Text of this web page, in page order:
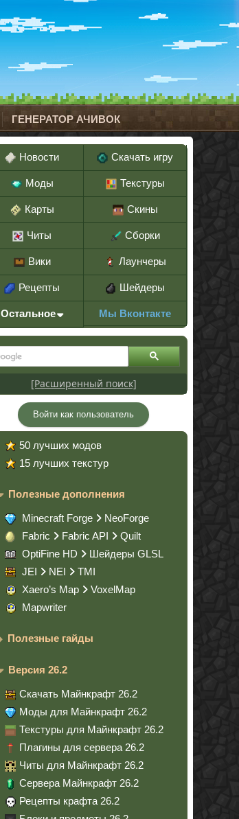
ГЕНЕРАТОР АЧИВОК
Новости Скачать игру
Моды Текстуры
Карты Скины
Читы Сборки
Вики Лаунчеры
Рецепты Шейдеры
Остальное Мы Вконтакте
[Расширенный поиск]
Войти как пользователь
50 лучших модов
15 лучших текстур
Полезные дополнения
Minecraft Forge
NeoForge
Fabric
Fabric API
Quilt
OptiFine HD
Шейдеры GLSL
JEI
NEI
TMI
Xaero’s Map
VoxelMap
Mapwriter
Полезные гайды
Версия 26.2
Скачать Майнкрафт 26.2
Моды для Майнкрафт 26.2
Текстуры для Майнкрафт 26.2
Плагины для сервера 26.2
Читы для Майнкрафт 26.2
Сервера Майнкрафт 26.2
Рецепты крафта 26.2